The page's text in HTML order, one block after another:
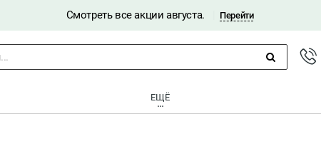
Смотреть все акции августа. Перейти
ЕЩЁ